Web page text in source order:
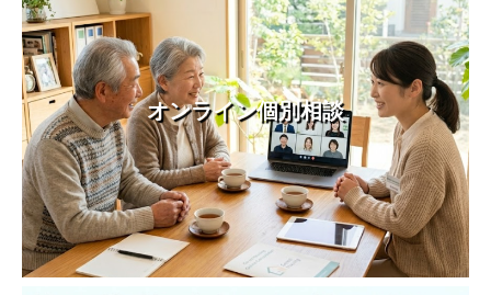
オンライン個別相談